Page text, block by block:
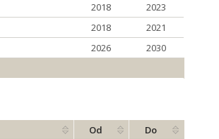
2018
2023
2018
2021
2026
2030
Od
Do